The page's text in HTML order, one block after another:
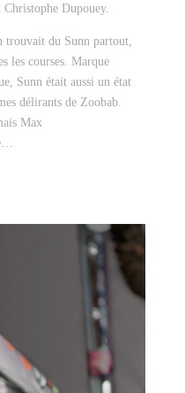
Dupouey.
trouvait du Sunn partout,
les courses. Marque
Sunn était aussi un état
délirants de Zoobab.
Max